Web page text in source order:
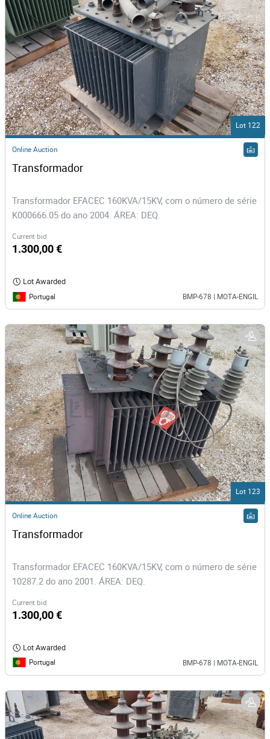
Lot 122
Online Auction
Transformador EFACEC 160KVA/15KV, com o número de série
K000666.05 do ano 2004. ÁREA: DEQ.
Current bid
1.300,00 €
Lot Awarded
Portugal BMP-678 | MOTA-ENGIL
Lot 123
Online Auction
Transformador EFACEC 160KVA/15KV, com o número de série
10287.2 do ano 2001. ÁREA: DEQ.
Current bid
1.300,00 €
Lot Awarded
Portugal BMP-678 | MOTA-ENGIL